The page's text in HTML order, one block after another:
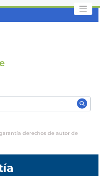
derechos de autor de